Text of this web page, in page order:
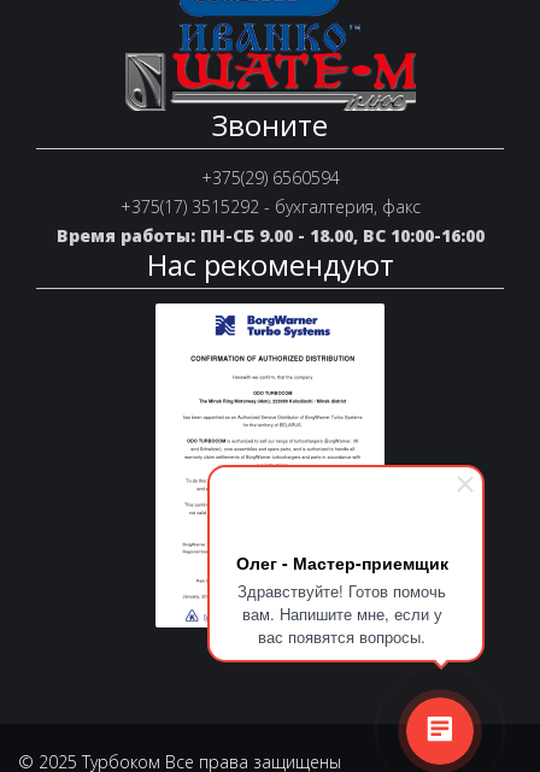
Олег - Мастер-приемщик
Здравствуйте! Готов помочь
вам. Напишите мне, если у
вас появятся вопросы.
Звоните
+375(29) 6560594
+375(17) 3515292 - бухгалтерия, факс
Время работы: ПН-СБ 9.00 - 18.00, ВС 10:00-16:00
Нас рекомендуют
© 2025 Турбоком Все права защищены